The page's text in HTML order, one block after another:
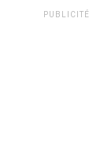
PUBLICITÉ